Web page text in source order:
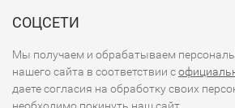
СОЦСЕТИ
Мы получаем и обрабатываем
нашего сайта в соответствии с
даете согласия на обработку своих